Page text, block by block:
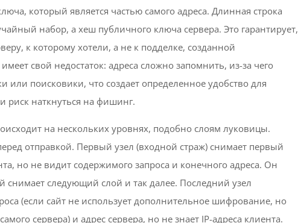
который является частью самого адреса. Длинная строка
набор, а хеш публичного ключа сервера. Это гарантирует,
к которому хотели, а не к подделке, созданной
свой недостаток: адреса сложно запомнить, из-за чего
или поисковики, что создает определенное удобство для
риск наткнуться на фишинг.
на нескольких уровнях, подобно слоям луковицы.
отправкой. Первый узел (входной страж) снимает первый
но не видит содержимого запроса и конечного адреса. Он
снимает следующий слой и так далее. Последний узел
(если сайт не использует дополнительное шифрование, но
сервера) и адрес сервера, но не знает IP-адреса клиента.